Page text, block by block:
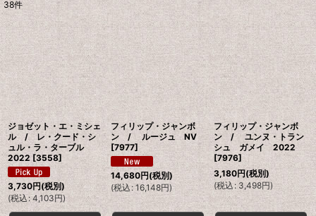
表示数 :
並び順 :
絞り込む
38件
ジョゼット・エ・ミシェ
ル / レ・クード・シ
ュル・ラ・ターブル
2022 [3558]
3,730円(税別)
(税込: 4,103円)
フィリップ・ジャンボ
ン / ルージュ NV
[7977]
14,680円(税別)
(税込 : 16,148円)
フィリップ・ジャンボ
ン / ユンヌ・トラン
シュ ガメイ 2022
[7976]
3,180円(税別)
(税込 : 3,498円)